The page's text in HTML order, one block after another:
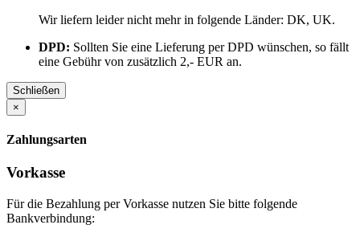
Wir liefern leider nicht mehr in folgende Länder: DK, UK.
DPD: Sollten Sie eine Lieferung per DPD wünschen, so fällt
eine Gebühr von zusätzlich 2,- EUR an.
Schließen
×
Zahlungsarten
Vorkasse
Für die Bezahlung per Vorkasse nutzen Sie bitte folgende
Bankverbindung: